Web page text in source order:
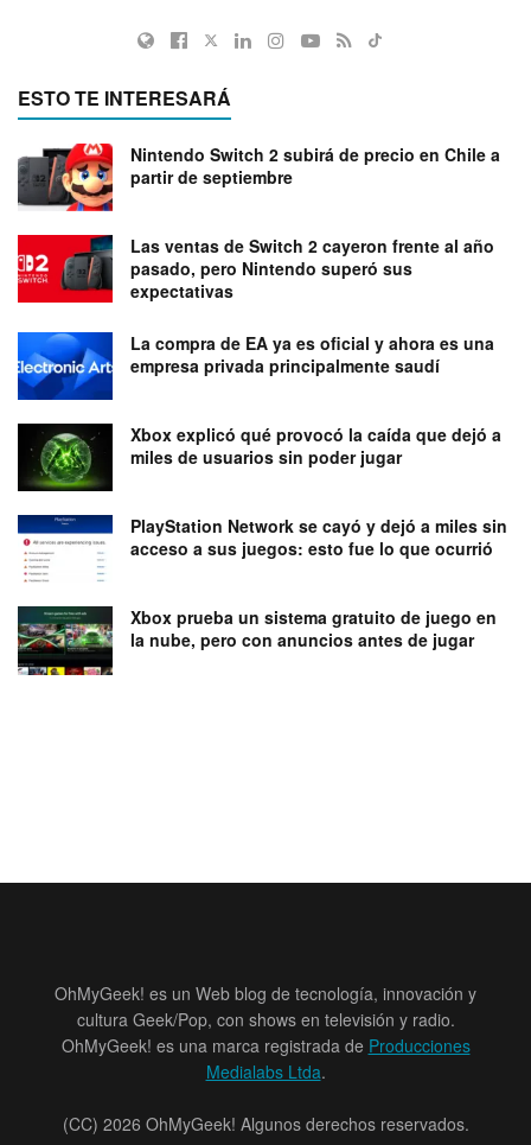
ESTO TE INTERESARÁ
Nintendo Switch 2 subirá de precio en Chile a
partir de septiembre
Las ventas de Switch 2 cayeron frente al año
pasado, pero Nintendo superó sus
expectativas
La compra de EA ya es oficial y ahora es una
empresa privada principalmente saudí
Xbox explicó qué provocó la caída que dejó a
miles de usuarios sin poder jugar
PlayStation Network se cayó y dejó a miles sin
acceso a sus juegos: esto fue lo que ocurrió
Xbox prueba un sistema gratuito de juego en
la nube, pero con anuncios antes de jugar
OhMyGeek! es un Web blog de tecnología, innovación y
cultura Geek/Pop, con shows en televisión y radio.
OhMyGeek! es una marca registrada de Producciones
Medialabs Ltda.
(CC) 2026 OhMyGeek! Algunos derechos reservados.